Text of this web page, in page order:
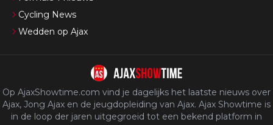
Cycling News
Wedden op Ajax
Op AjaxShowtime.com vind je dagelijks het laatste nieuws over
Ajax, Jong Ajax en de jeugdopleiding van Ajax. Ajax Showtime is
in de loop der jaren uitgegroeid tot een bekend platform in